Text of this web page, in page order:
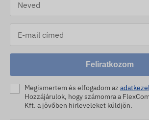
Feliratkozom
Megismertem és elfogadom az
Hozzájárulok, hogy számomra a
Kft. a jövőben hirleveleket küldjön.